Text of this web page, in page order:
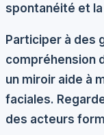
spontanéité et
Participer à des
compréhension
un miroir aide à
faciales.
des acteurs